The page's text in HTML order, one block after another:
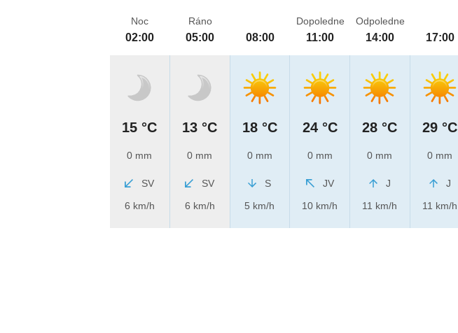
Noc
02:00
15 °C
0 mm
SV
6 km/h
Ráno
05:00
13 °C
0 mm
SV
6 km/h
08:00
18 °C
0 mm
S
5 km/h
Dopoledne
11:00
24 °C
0 mm
JV
10 km/h
Odpoledne
14:00
28 °C
0 mm
J
11 km/h
17:00
29 °C
0 mm
J
11 km/h